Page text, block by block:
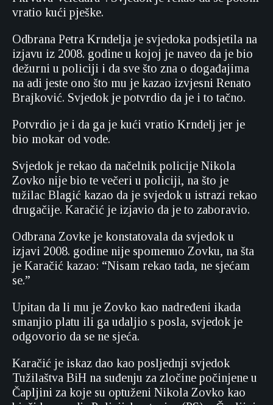
vratio kući pješke.
Odbrana Petra Krndelja je svjedoka podsjetila na
izjavu iz 2008. godine u kojoj je naveo da je bio
dežurni u policiji i da sve što zna o događajima
na adi jeste ono što mu je kazao izvjesni Renato
Brajković. Svjedok je potvrdio da je i to tačno.
Potvrdio je i da ga je kući vratio Krndelj jer je
bio mokar od vode.
Svjedok je rekao da načelnik policije Nikola
Zovko nije bio te večeri u policiji, na što je
tužilac Blagić kazao da je svjedok u istrazi rekao
drugačije. Karačić je izjavio da je to zaboravio.
Odbrana Zovke je konstatovala da svjedok u
izjavi 2008. godine nije spomenuo Zovku, na šta
je Karačić kazao: “Nisam rekao tada, ne sjećam
se.”
Upitan da li mu je Zovko kao nadređeni ikada
smanjio platu ili ga udaljio s posla, svjedok je
odgovorio da se ne sjeća.
Karačić je iskaz dao kao posljednji svjedok
Tužilaštva BiH na suđenju za zločine počinjene u
Čapljini za koje su optuženi Nikola Zovko kao